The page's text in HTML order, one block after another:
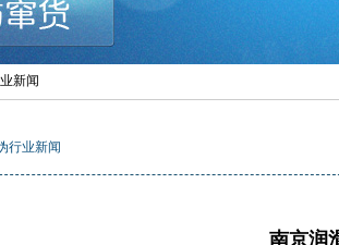
新闻
行业新闻
南京润